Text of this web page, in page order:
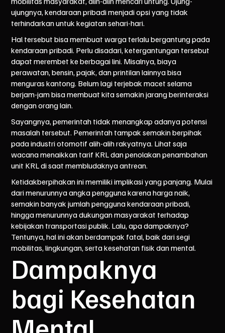
ujungnya, kendaraan pribadi menjadi opsi yang tidak
terhindarkan untuk kegiatan sehari-hari.
Hal tersebut bisa membuat warga terlalu bergantung pada
kendaraan pribadi. Perlu disadari, ketergantungan tersebut
dapat merembet ke berbagai lini. Misalnya, biaya
perawatan, bensin, pajak, dan printilan lainnya bisa
menguras kantong. Belum lagi terjebak macet selama
berjam-jam bisa membuat kita semakin jarang berinteraksi
dengan orang lain.
Sayangnya, pemerintah tidak menangkap adanya potensi
masalah tersebut. Pemerintah tampak semakin berpihak
pada industri otomotif alih-alih rakyatnya. Lihat saja
wacana menaikkan tarif KRLdan penolakan penambahan
unit KRL di saat membludaknya antrean.
Ketidakberpihakan ini memiliki implikasi yang panjang. Mulai
dari menurunnya angka pengguna karena harga naik,
semakin banyak jumlah pengguna kendaraan pribadi,
hingga menurunnya dukungan masyarakat terhadap
kebijakan transportasi publik. Lalu, apa dampaknya?
Tentunya, hal ini akan berdampak fatal, baik dari segi
mobilitas, lingkungan, serta kesehatan fisik dan mental.
Dampaknya
bagi Kesehatan